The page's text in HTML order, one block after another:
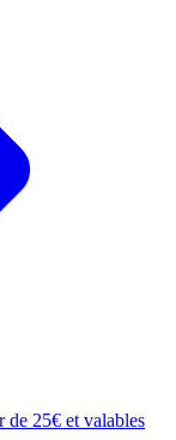
de 25€ et valables